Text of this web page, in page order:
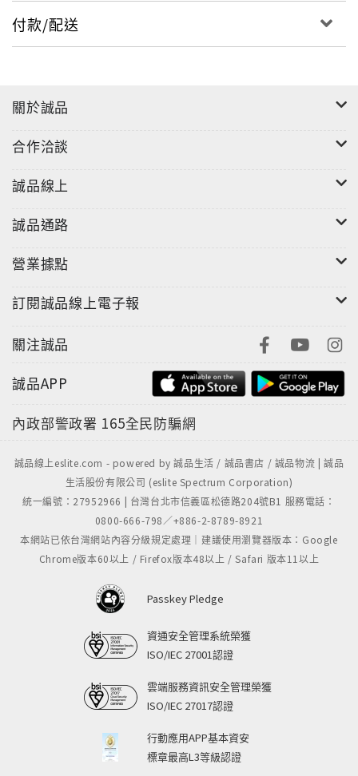
付款/配送
關於誠品
合作洽談
誠品線上
誠品通路
營業據點
訂閱誠品線上電子報
關注誠品
誠品APP
內政部警政署 165全民防騙網
誠品線上eslite.com - powered by 誠品生活 / 誠品書店 / 誠品物流 | 誠品
生活股份有限公司 (eslite Spectrum Corporation)
統一編號：27952966 | 台灣台北市信義區松德路204號B1 服務電話：
0800-666-798／+886-2-8789-8921
本網站已依台灣網站內容分級規定處理｜建議使用瀏覽器版本：Google
Chrome版本60以上 / Firefox版本48以上 / Safari 版本11以上
Passkey Pledge
資通安全管理系統榮獲
ISO/IEC 27001認證
雲端服務資訊安全管理榮獲
ISO/IEC 27017認證
行動應用APP基本資安
標章最高L3等級認證